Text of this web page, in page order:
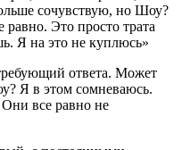
сочувствую, но Шоу?
Это просто трата
Я на это не куплюсь»
ответа. Может
Я в этом сомневаюсь.
Они все равно не